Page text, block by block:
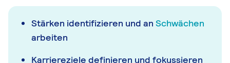
Stärken identifizieren und an Schwächen
arbeiten
Karriereziele definieren und fokussieren